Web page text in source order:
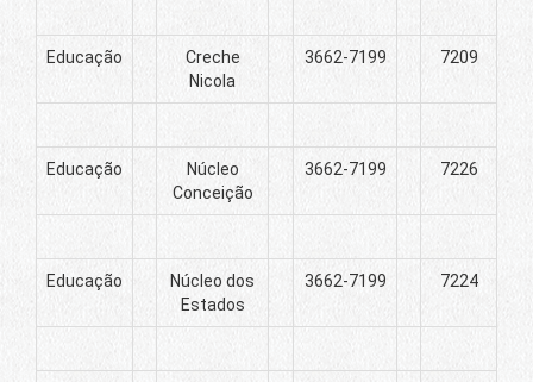
Educação
Creche
Nicola
3662-7199 7209
Educação
Núcleo
Conceição
3662-7199 7226
Educação
Núcleo dos
Estados
3662-7199 7224